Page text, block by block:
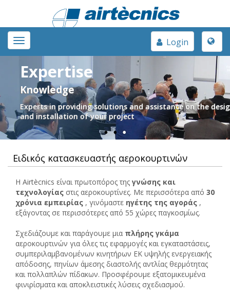
Toggle
navigation
Toggle
Login
Expertise
Knowledge
Experts in providing solutions and assistance on the
and installation of your project
Ειδικός κατασκευαστής αεροκουρτινών
Η Airtècnics είναι πρωτοπόρος της γνώσης και
τεχνολογίας στις αεροκουρτίνες. Με περισσότερα από 30
χρόνια εμπειρίας , γινόμαστε ηγέτης της αγοράς ,
εξάγοντας σε περισσότερες από 55 χώρες παγκοσμίως.
Σχεδιάζουμε και παράγουμε μια πλήρης γκάμα
αεροκουρτινών για όλες τις εφαρμογές και εγκαταστάσεις,
συμπεριλαμβανομένων κινητήρων ΕΚ υψηλής ενεργειακής
απόδοσης, πηνίων άμεσης διαστολής αντλίας θερμότητας
και πολλαπλών πίδακων. Προσφέρουμε εξατομικευμένα
φινιρίσματα και αποκλειστικές λύσεις σχεδιασμού.